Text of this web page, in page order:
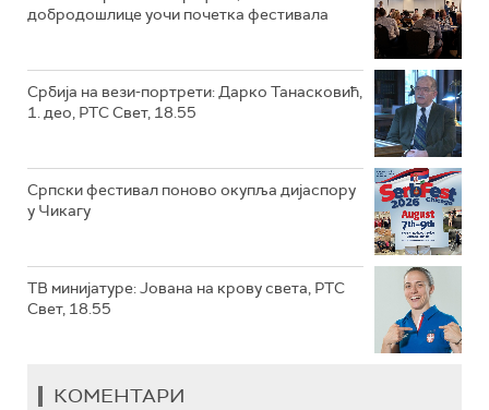
добродошлице уочи почетка фестивала
Србија на вези-портрети: Дарко Танасковић,
1. део, РТС Свет, 18.55
Српски фестивал поново окупља дијаспору
у Чикагу
ТВ минијатуре: Јована на крову света, РТС
Свет, 18.55
КОМЕНТАРИ